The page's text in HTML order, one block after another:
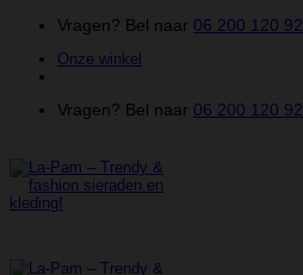
inhoud
Vragen? Bel naar 06 200 120 92
Onze winkel
Vragen? Bel naar 06 200 120 92